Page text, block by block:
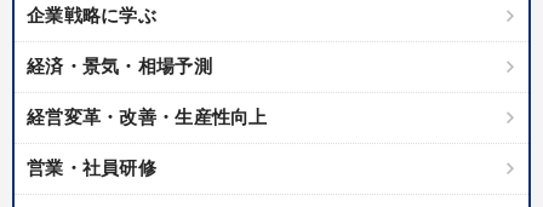
企業戦略に学ぶ
経済・景気・相場予測
経営変革・改善・生産性向上
営業・社員研修